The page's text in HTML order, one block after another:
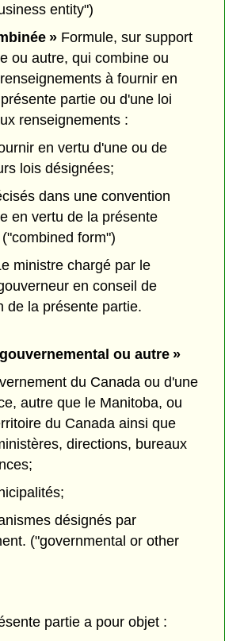
entity")
»Formule, sur support
ou autre, qui combine ou
à fournir en
partie ou d'une loi
renseignements :
en vertu d'une ou de
lois désignées;
dans une convention
en vertu de la présente
form")
ministre chargé par le
en conseil de
de la présente partie.
ou autre »
du Canada ou d'une
autre que le Manitoba, ou
du Canada ainsi que
directions, bureaux
désignés par
("governmental or other
partie a pour objet :